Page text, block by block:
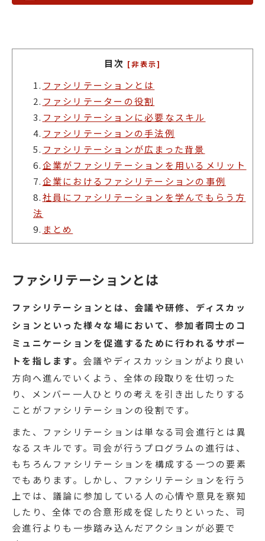
目次 [非表示]
1. ファシリテーションとは
2. ファシリテーターの役割
3. ファシリテーションに必要なスキル
4. ファシリテーションの手法例
5. ファシリテーションが広まった背景
6.企業がファシリテーションを用いるメリット
7.企業におけるファシリテーションの事例
8.社員にファシリテーションを学んでもらう方
法
9. まとめ
ファシリテーションとは
ファシリテーションとは、会議や研修、ディスカッ
ションといった様々な場において、参加者同士のコ
ミュニケーションを促進するために行われるサポー
トを指します。 会議やディスカッションがより良い
方向へ進んでいくよう、全体の段取りを仕切った
り、メンバー一人ひとりの考えを引き出したりする
ことがファシリテーションの役割です。
また、ファシリテーションは単なる司会進行とは異
なるスキルです。司会が行うプログラムの進行は、
もちろんファシリテーションを構成する一つの要素
でもあります。しかし、ファシリテーションを行う
上では、議論に参加している人の心情や意見を察知
したり、全体での合意形成を促したりといった、司
会進行よりも一歩踏み込んだアクションが必要で